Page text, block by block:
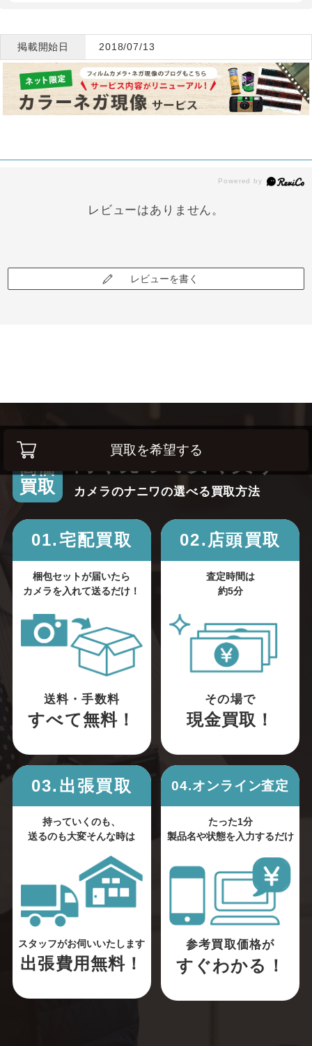
買取を希望する
掲載開始日 2018/07/13
レビューはありません。
レビューを書く
高価
買取
高く売って安く買う！
カメラのナニワの選べる買取方法
01.宅配買取
梱包セットが届いたら
カメラを入れて送るだけ！
送料・手数料
すべて無料！
02.店頭買取
査定時間は
約5分
その場で
現金買取！
03.出張買取
持っていくのも、
送るのも大変そんな時は
スタッフがお伺いいたします
出張費用無料！
04.オンライン査定
たった1分
製品名や状態を入力するだけ
参考買取価格が
すぐわかる！